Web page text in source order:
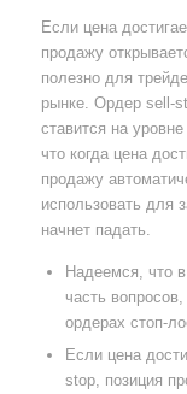
Если цена
продажу
полезно для
рынке. Ордер sell-
ставится на
что когда цена
продажу
использовать для
начнет падать.
Надеемся, что
часть
ордерах стоп-
Если цена
stop, позиция